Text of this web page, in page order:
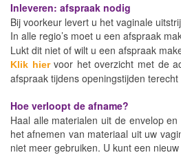
Inleveren: afspraak nodig
Bij voorkeur levert u het vaginale
In alle regio’s moet u een afspraak
Lukt dit niet of wilt u een afspraak
Klik hiervoor het overzicht met de
afspraak tijdens openingstijden terecht
Hoe verloopt de afname?
Haal alle materialen uit de envelop
het afnemen van materiaal uit uw
niet meer gebruiken. U kunt een